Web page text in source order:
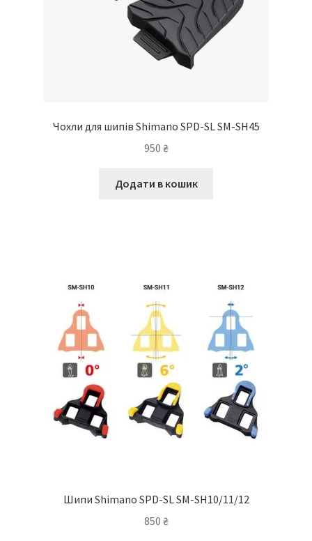
Чохли для шипів Shimano SPD-SL SM-SH45
950 ₴
Додати в кошик
Шипи Shimano SPD-SL SM-SH10/11/12
850 ₴